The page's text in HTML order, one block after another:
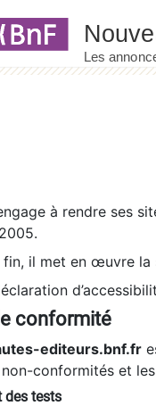
à rendre ses
il met en œuvre la
conformité
editeurs.bnf.fr
non-conformités et
des tests